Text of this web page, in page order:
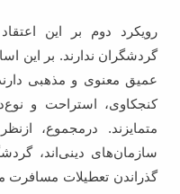
رویکرد دوم بر این
گردشگران ندارند. بر این
عمیق معنوی و مذهبی
کنجکاوی، استراحت و
متمایزند. درمجموع،
سازمان‌های دینی‌اند،
گذراندن تعطیلات مسافرت